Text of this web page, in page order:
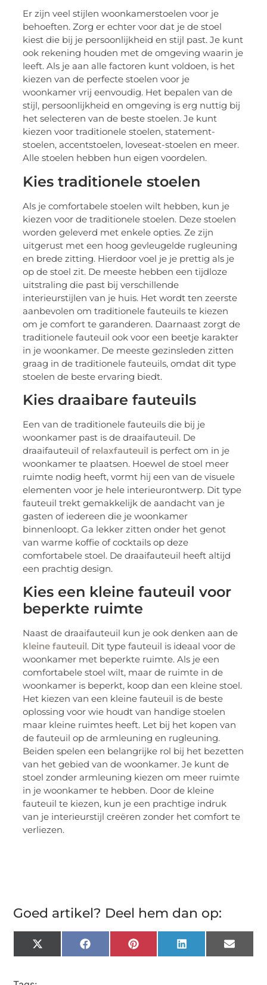
Er zijn veel stijlen woonkamerstoelen voor je
behoeften. Zorg er echter voor dat je de stoel
kiest die bij je persoonlijkheid en stijl past. Je kunt
ook rekening houden met de omgeving waarin je
leeft. Als je aan alle factoren kunt voldoen, is het
kiezen van de perfecte stoelen voor je
woonkamer vrij eenvoudig. Het bepalen van de
stijl, persoonlijkheid en omgeving is erg nuttig bij
het selecteren van de beste stoelen. Je kunt
kiezen voor traditionele stoelen, statement-
stoelen, accentstoelen, loveseat-stoelen en meer.
Alle stoelen hebben hun eigen voordelen.
Kies traditionele stoelen
Als je comfortabele stoelen wilt hebben, kun je
kiezen voor de traditionele stoelen. Deze stoelen
worden geleverd met enkele opties. Ze zijn
uitgerust met een hoog gevleugelde rugleuning
en brede zitting. Hierdoor voel je je prettig als je
op de stoel zit. De meeste hebben een tijdloze
uitstraling die past bij verschillende
interieurstijlen van je huis. Het wordt ten zeerste
aanbevolen om traditionele fauteuils te kiezen
om je comfort te garanderen. Daarnaast zorgt de
traditionele fauteuil ook voor een beetje karakter
in je woonkamer. De meeste gezinsleden zitten
graag in de traditionele fauteuils, omdat dit type
stoelen de beste ervaring biedt.
Kies draaibare fauteuils
Een van de traditionele fauteuils die bij je
woonkamer past is de draaifauteuil. De
draaifauteuil ofrelaxfauteuil is perfect om in je
woonkamer te plaatsen. Hoewel de stoel meer
ruimte nodig heeft, vormt hij een van de visuele
elementen voor je hele interieurontwerp. Dit type
fauteuil trekt gemakkelijk de aandacht van je
gasten of iedereen die je woonkamer
binnenloopt. Ga lekker zitten onder het genot
van warme koffie of cocktails op deze
comfortabele stoel. De draaifauteuil heeft altijd
een prachtig design.
Kies een kleine fauteuil voor
beperkte ruimte
Naast de draaifauteuil kun je ook denken aan de
kleine fauteuil. Dit type fauteuil is ideaal voor de
woonkamer met beperkte ruimte. Als je een
comfortabele stoel wilt, maar de ruimte in de
woonkamer is beperkt, koop dan een kleine stoel.
Het kiezen van een kleine fauteuil is de beste
oplossing voor wie houdt van handige stoelen
maar kleine ruimtes heeft. Let bij het kopen van
de fauteuil op de armleuning en rugleuning.
Beiden spelen een belangrijke rol bij het bezetten
van het gebied van de woonkamer. Je kunt de
stoel zonder armleuning kiezen om meer ruimte
in je woonkamer te hebben. Door de kleine
fauteuil te kiezen, kun je een prachtige indruk
van je interieurstijl creëren zonder het comfort te
verliezen.
Goed artikel? Deel hem dan op:
X
(Twitter)
FacebookPinterestLinkedInEmail